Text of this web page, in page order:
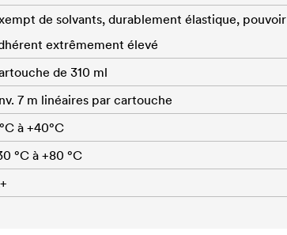
de solvants, durablement élastique, pouvoir
extrêmement élevé
de 310 ml
7 m linéaires par cartouche
à +40°C
°C à +80 °C